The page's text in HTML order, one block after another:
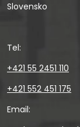
Slovensko
Tel:
+421 55 2451 110
+421 552 451 175
Email: